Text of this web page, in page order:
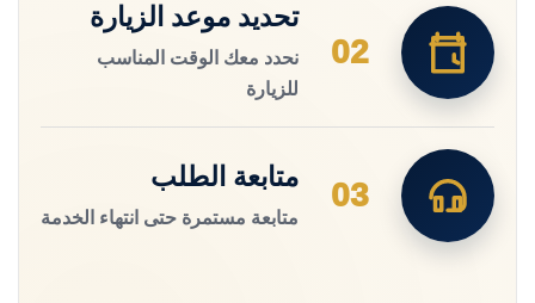
02
تحديد موعد الزيارة
نحدد معك الوقت المناسب
للزيارة
03
متابعة الطلب
متابعة مستمرة حتى انتهاء الخدمة